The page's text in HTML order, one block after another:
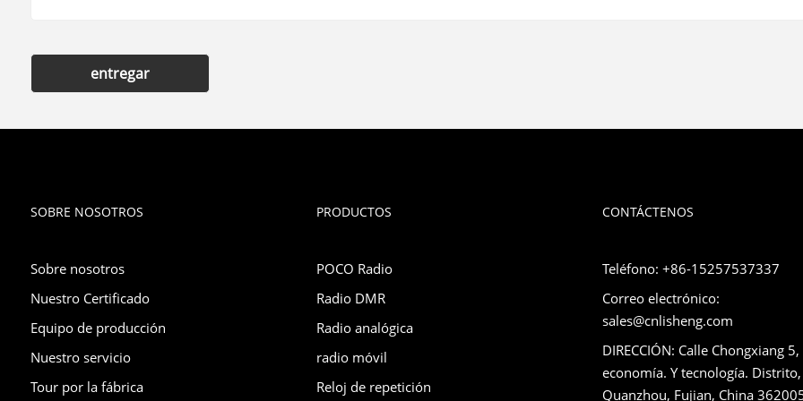
entregar
SOBRE NOSOTROS
Sobre nosotros
Nuestro Certificado
Equipo de producción
Nuestro servicio
Tour por la fábrica
PRODUCTOS
POCO Radio
Radio DMR
Radio analógica
radio móvil
Reloj de repetición
CONTÁCTENOS
Teléfono: +86-15257537337
Correo electrónico:
sales@cnlisheng.com
DIRECCIÓN: Calle Chongxiang 5,
economía. Y tecnología. Distrito,
Quanzhou, Fujian, China